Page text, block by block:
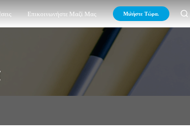
Επικοινωνήστε Μαζί Μας Μιλήστε Τώρα. 